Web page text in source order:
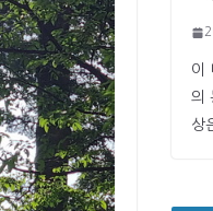
이
의
상